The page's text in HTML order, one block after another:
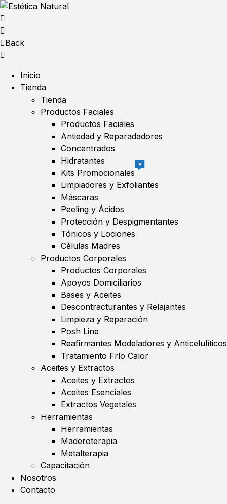
Back
Inicio
Tienda
Tienda
Productos Faciales
Productos Faciales
Antiedad y Reparadadores
Concentrados
Hidratantes
Kits Promocionales
★
Limpiadores y Exfoliantes
Máscaras
Peeling y Ácidos
Protección y Despigmentantes
Tónicos y Lociones
Células Madres
Productos Corporales
Productos Corporales
Apoyos Domiciliarios
Bases y Aceites
Descontracturantes y Relajantes
Limpieza y Reparación
Posh Line
Reafirmantes Modeladores y Anticelulíticos
Tratamiento Frío Calor
Aceites y Extractos
Aceites y Extractos
Aceites Esenciales
Extractos Vegetales
Herramientas
Herramientas
Maderoterapia
Metalterapia
Capacitación
Nosotros
Contacto